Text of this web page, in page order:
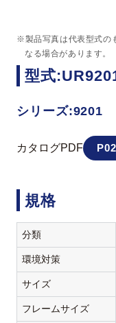
※製品写真は代表型式の
なる場合があります。
型式
シリーズ:9201
カタログPDF
規格
分類
環境対策
サイズ
フレームサイズ